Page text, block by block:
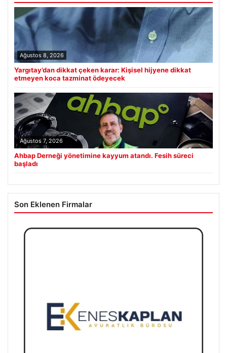
Ağustos 8, 2026
Yargıtay’dan dikkat çeken karar: Kişisel hijyene dikkat
etmeyen koca tazminat ödeyecek
Ağustos 7, 2026
Ahbap Derneği yönetimine kayyum atandı. Fesih süreci
başladı
Son Eklenen Firmalar